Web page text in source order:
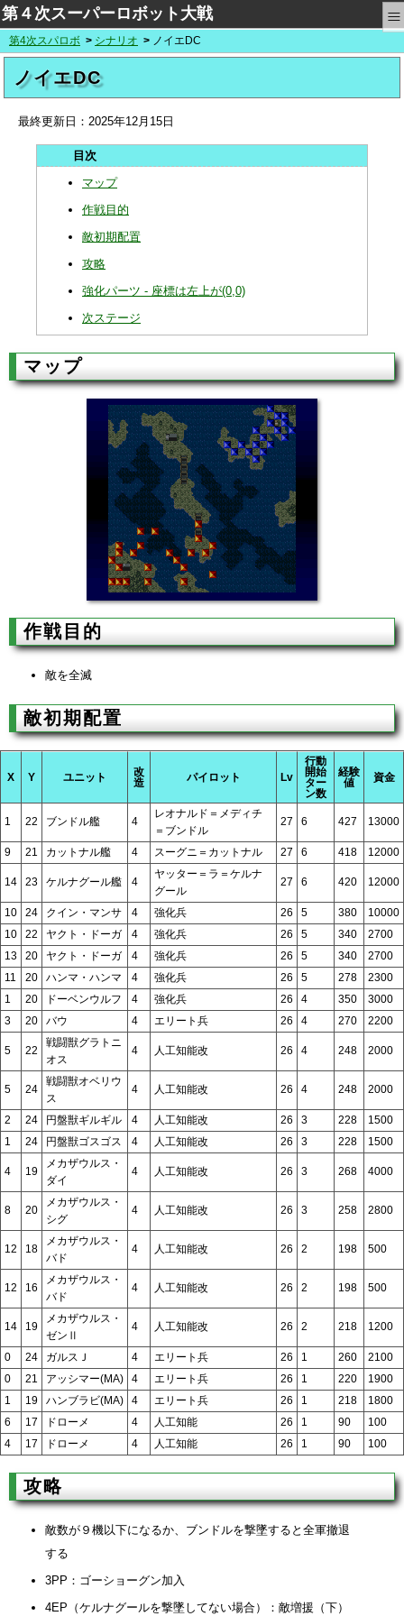
第４次スーパーロボット大戦 ≡
第4次スパロボ シナリオ ノイエDC
ノイエDC
最終更新日： 2025年12月15日
マップ
作戦目的
敵初期配置
攻略
強化パーツ - 座標は左上が(0,0)
次ステージ
マップ
作戦目的
敵を全滅
敵初期配置
X Y ユニット
改
造
パイロット Lv
行動
開始
ター
ン数
経験
値
資金
1 22 ブンドル艦 4
レオナルド＝メディチ
＝ブンドル
27 6 427 13000
9 21 カットナル艦 4 スーグニ＝カットナル 27 6 418 12000
14 23 ケルナグール艦 4
ヤッター＝ラ＝ケルナ
グール
27 6 420 12000
10 24 クイン・マンサ 4 強化兵 26 5 380
10000
10
22 ヤクト・ドーガ 4 強化兵 26 5 340
2700
13
20 ヤクト・ドーガ 4 強化兵 26 5 340
2700
11
20 ハンマ・ハンマ 4 強化兵 26 5 278
2300
1
20 ドーベンウルフ 4 強化兵 26 4 350
3000
3
20 バウ 4 エリート兵 26 4 270 2200
5 22
戦闘獣グラトニ
オス
4 人工知能改 26 4 248 2000
5 24
戦闘獣オベリウ
ス
4 人工知能改 26 4 248 2000
2 24 円盤獣ギルギル 4 人工知能改 26 3 228
1500
1
24 円盤獣ゴスゴス 4 人工知能改 26 3 228 1500
4 19
メカザウルス・
ダイ
4 人工知能改 26 3 268 4000
8 20
メカザウルス・
シグ
4 人工知能改 26 3 258 2800
12 18
メカザウルス・
バド
4 人工知能改 26 2 198 500
12 16
メカザウルス・
バド
4 人工知能改 26 2 198 500
14 19
メカザウルス・
ゼンⅡ
4 人工知能改 26 2 218 1200
0 24 ガルスＪ 4 エリート兵 26 1 260
2100
0
21 アッシマー(MA) 4 エリート兵 26 1 220
1900
1
19 ハンブラビ(MA) 4 エリート兵 26 1 218
1800
6
17 ドローメ 4 人工知能 26 1 90
100
4
17 ドローメ 4 人工知能 26 1 90 100
攻略
敵数が９機以下になるか、ブンドルを撃墜すると全軍撤退
する
3PP：ゴーショーグン加入
4EP（ケルナグールを撃墜してない場合）：敵増援（下）